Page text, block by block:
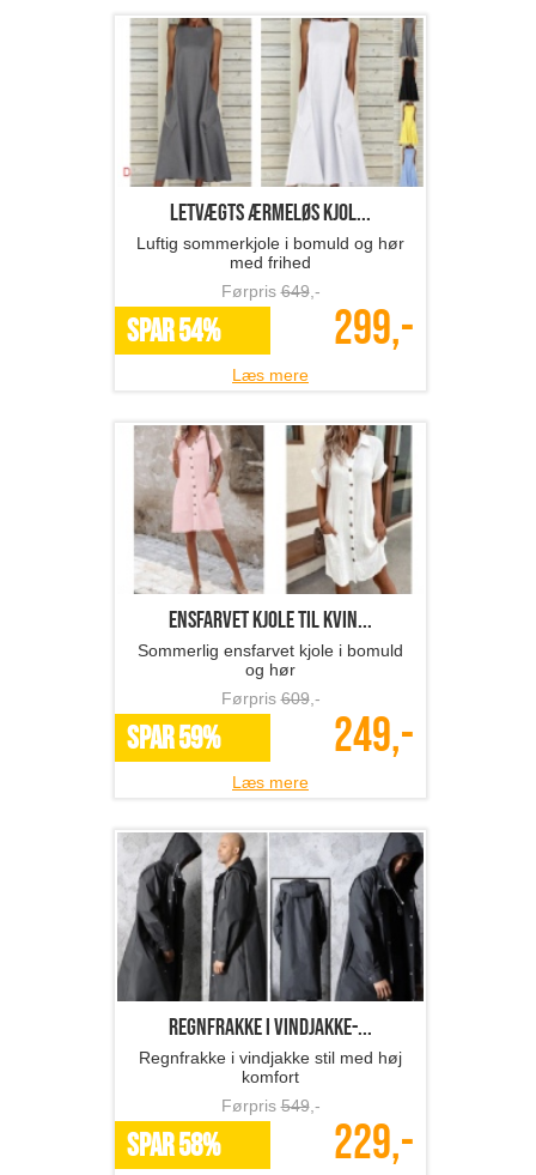
Letvægts ærmeløs kjol...
Luftig sommerkjole i bomuld og hør
med frihed
Førpris649,-
SPAR 54% 299,-
Læs mere
ensfarvet kjole til kvin...
Sommerlig ensfarvet kjole i bomuld
og hør
Førpris609,-
SPAR 59% 249,-
Læs mere
regnfrakke i vindjakke-...
Regnfrakke i vindjakke stil med høj
komfort
Førpris549,-
SPAR 58% 229,-